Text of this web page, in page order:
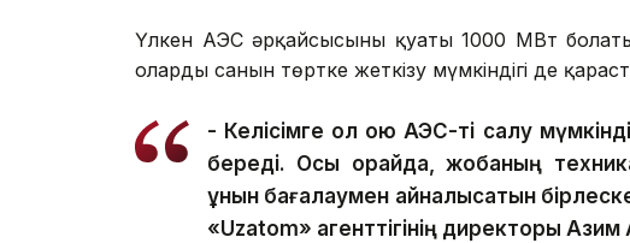
Үлкен АЭС әрқайсысының қуаты 1000 МВт
олардың санын төртке жеткізу мүмкіндігі де
- Келісімге қол қою АЭС-ті салу
береді. Осы орайда, жобаның
құнын бағалаумен айналысатын
«Uzatom» агенттігінің директоры